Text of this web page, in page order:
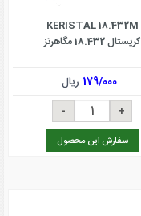
KERISTAL 18.432M
کریستال 18.432 مگاهرتز
179/000 ریال
سفارش این محصول